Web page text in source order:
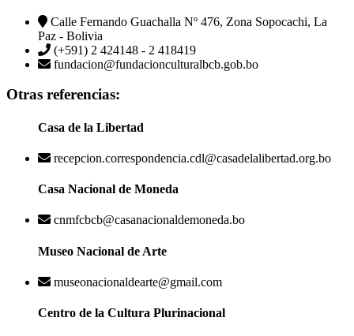
Calle Fernando Guachalla Nº 476, Zona Sopocachi, La
Paz - Bolivia
(+591) 2 424148 - 2 418419
fundacion@fundacionculturalbcb.gob.bo
Otras referencias:
Casa de la Libertad
recepcion.correspondencia.cdl@casadelalibertad.org.bo
Casa Nacional de Moneda
cnmfcbcb@casanacionaldemoneda.bo
Museo Nacional de Arte
museonacionaldearte@gmail.com
Centro de la Cultura Plurinacional